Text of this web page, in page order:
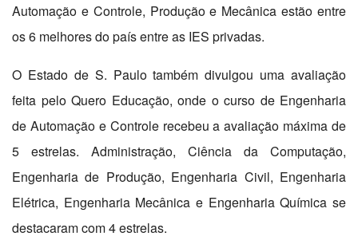
Automação e Controle, Produção e Mecânica estão entre
os 6 melhores do país entre as IES privadas.
O Estado de S. Paulo também divulgou uma avaliação
feita pelo Quero Educação, onde o curso de Engenharia
de Automação e Controle recebeu a avaliação máxima de
5 estrelas. Administração, Ciência da Computação,
Engenharia de Produção, Engenharia Civil, Engenharia
Elétrica, Engenharia Mecânica e Engenharia Química se
destacaram com 4 estrelas.